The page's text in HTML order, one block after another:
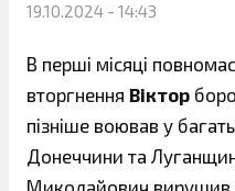
19.10.2024 - 14:43
В перші місяці
вторгнення Віктор
пізніше воював у
Донеччини та
Миколайович вирушив